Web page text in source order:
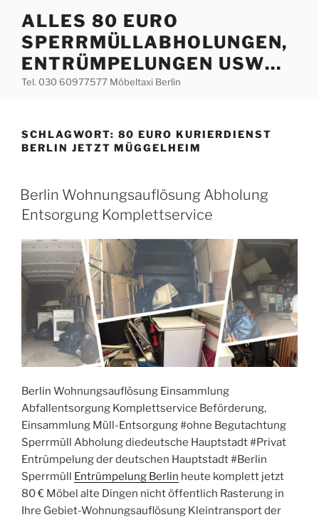
Inhalt
springen
ALLES 80 EURO
SPERRMÜLLABHOLUNGEN,
ENTRÜMPELUNGEN USW…
Tel. 030 60977577 Möbeltaxi Berlin
SCHLAGWORT: 80 EURO KURIERDIENST
BERLIN JETZT MÜGGELHEIM
VERÖFFENTLICHT
AM
Berlin Wohnungsauflösung Abholung
Entsorgung Komplettservice
Berlin Wohnungsauflösung Einsammlung
Abfallentsorgung Komplettservice Beförderung,
Einsammlung Müll-Entsorgung #ohne Begutachtung
Sperrmüll Abholung diedeutsche Hauptstadt #Privat
Entrümpelung der deutschen Hauptstadt #Berlin
Sperrmüll Entrümpelung Berlin heute komplett jetzt
80 € Möbel alte Dingen nicht öffentlich Rasterung in
Ihre Gebiet-Wohnungsauflösung Kleintransport der